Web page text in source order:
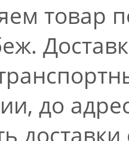
товар
до